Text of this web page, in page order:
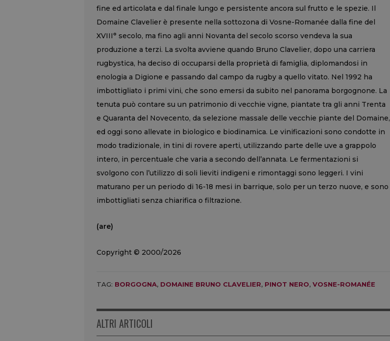
fine ed articolata e dal finale lungo e persistente ancora sul frutto e le spezie. Il
Domaine Clavelier è presente nella sottozona di Vosne-Romanée dalla fine del
XVIII° secolo, ma fino agli anni Novanta del secolo scorso vendeva la sua
produzione a terzi. La svolta avviene quando Bruno Clavelier, dopo una carriera
rugbystica, ha deciso di occuparsi della proprietà di famiglia, diplomandosi in
enologia a Digione e passando dal campo da rugby a quello vitato. Nel 1992 ha
imbottigliato i primi vini, che sono emersi da subito nel panorama borgognone. La
tenuta può contare su un patrimonio di vecchie vigne, piantate tra gli anni Trenta
e Quaranta del Novecento, da selezione massale delle vecchie piante del Domaine,
ed oggi sono allevate in biologico e biodinamica. Le vinificazioni sono condotte in
modo tradizionale, in tini di rovere aperti, utilizzando parte delle uve a grappolo
intero, in percentuale che varia a secondo dell’annata. Le fermentazioni si
svolgono con l’utilizzo di soli lieviti indigeni e rimontaggi sono leggeri. I vini
maturano per un periodo di 16-18 mesi in barrique, solo per un terzo nuove, e sono
imbottigliati senza chiarifica o filtrazione.
(are)
Copyright © 2000/2026
TAG: BORGOGNA, DOMAINE BRUNO CLAVELIER, PINOT NERO, VOSNE-ROMANÉE
ALTRI ARTICOLI